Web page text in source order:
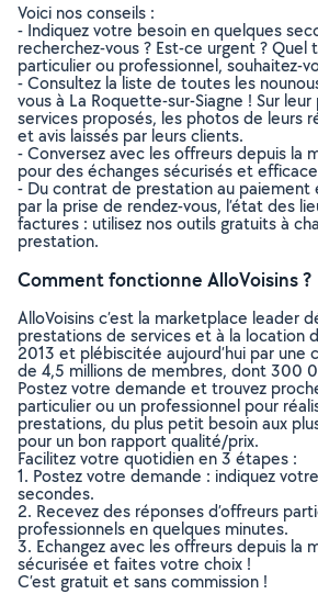
Voici nos conseils :
- Indiquez votre besoin en quelques
recherchez-vous ? Est-ce urgent ?
particulier ou professionnel, souhaitez-
- Consultez la liste de toutes les
vous à La Roquette-sur-Siagne ! Sur
services proposés, les photos de leurs
et avis laissés par leurs clients.
- Conversez avec les offreurs depuis la
pour des échanges sécurisés et
- Du contrat de prestation au paiement
par la prise de rendez-vous, l’état des
factures : utilisez nos outils gratuits à
prestation.
Comment fonctionne AlloVoisins ?
AlloVoisins c’est la marketplace leader
prestations de services et à la location
2013 et plébiscitée aujourd’hui par une
de 4,5 millions de membres, dont 300
Postez votre demande et trouvez
particulier ou un professionnel pour
prestations, du plus petit besoin aux
pour un bon rapport qualité/prix.
Facilitez votre quotidien en 3 étapes :
1. Postez votre demande : indiquez
secondes.
2. Recevez des réponses d’offreurs
professionnels en quelques minutes.
3. Echangez avec les offreurs depuis la
sécurisée et faites votre choix !
C’est gratuit et sans commission !